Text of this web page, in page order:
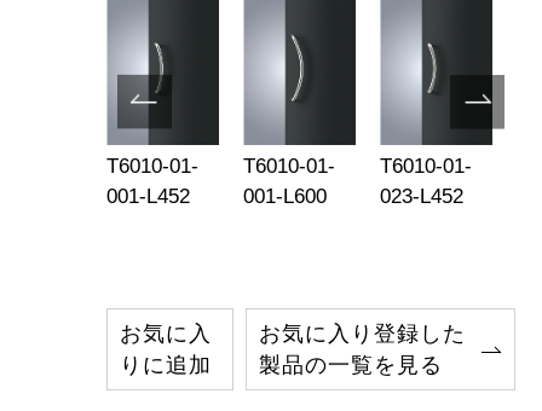
T6010-01-
001-L452
T6010-01-
001-L600
T6010-01-
023-L452
お気に入
りに追加
お気に入り登録した
製品の一覧を見る